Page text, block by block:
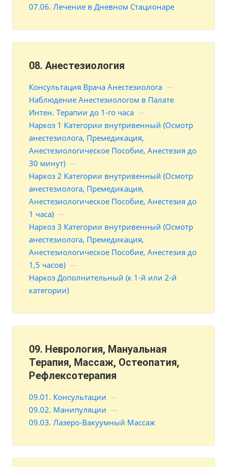
07.06. Лечение в Дневном Стационаре
08. Анестезиология
Консультация Врача Анестезиолога —
Наблюдение Анестезиологом в Палате
Интен. Терапии до 1-го часа —
Наркоз 1 Категории внутривенный (Осмотр
анестезиолога, Премедикация,
Анестезиологическое Пособие, Анестезия до
30 минут) —
Наркоз 2 Категории внутривенный (Осмотр
анестезиолога, Премедикация,
Анестезиологическое Пособие, Анестезия до
1 часа) —
Наркоз 3 Категории внутривенный (Осмотр
анестезиолога, Премедикация,
Анестезиологическое Пособие, Анестезия до
1,5 часов) —
Наркоз Дополнительный (к 1-й или 2-й
категории)
09. Неврология, Мануальная
Терапия, Массаж, Остеопатия,
Рефлексотерапия
09.01. Консультации —
09.02. Манипуляции —
09.03. Лазеро-Вакуумный Массаж